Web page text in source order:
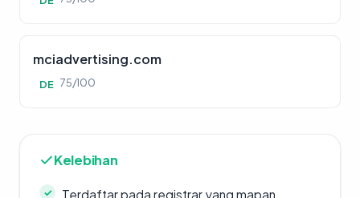
mciadvertising.com
DE 75/100
Kelebihan
Terdaftar pada registrar yang mapan